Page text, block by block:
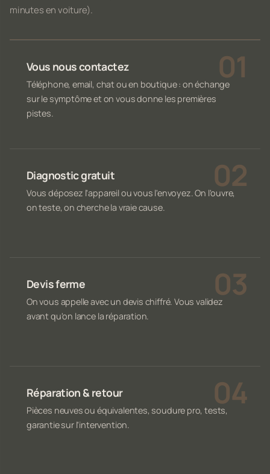
minutes en voiture).
Vous nous contactez
Téléphone, email, chat ou en boutique : on échange
sur le symptôme et on vous donne les premières
pistes.
Diagnostic gratuit
Vous déposez l'appareil ou vous l'envoyez. On l'ouvre,
on teste, on cherche la vraie cause.
Devis ferme
On vous appelle avec un devis chiffré. Vous validez
avant qu'on lance la réparation.
Réparation & retour
Pièces neuves ou équivalentes, soudure pro, tests,
garantie sur l'intervention.